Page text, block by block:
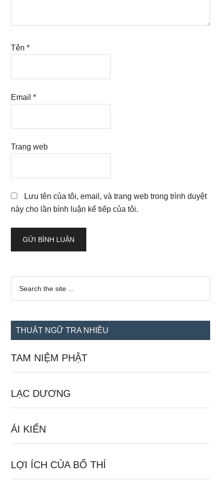
Tên*
Email*
Trang web
Lưu tên của tôi, email, và trang web trong trình duyệt
này cho lần bình luận kế tiếp của tôi.
Sidebar
chính
...
THUẬT NGỮ TRA NHIỀU
TAM NIỆM PHẬT
LẠC DƯƠNG
ÁI KIẾN
LỢI ÍCH CỦA BỐ THÍ